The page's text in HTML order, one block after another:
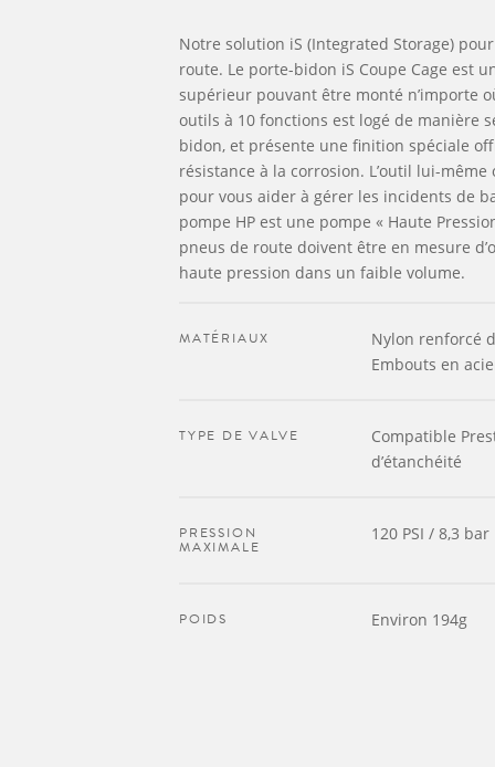
Notre solution iS (Integrated Storage)
route. Le porte-bidon iS Coupe Cage est
supérieur pouvant être monté n’importe
outils à 10 fonctions est logé de manière
bidon, et présente une finition spéciale
résistance à la corrosion. L’outil lui-
pour vous aider à gérer les incidents de
pompe HP est une pompe « Haute
pneus de route doivent être en mesure
haute pression dans un faible volume.
MATÉRIAUX
Nylon renforcé
Embouts en
TYPE DE VALVE
Compatible
d’étanchéité
PRESSION
MAXIMALE
120 PSI / 8,3 bar
POIDS Environ 194g